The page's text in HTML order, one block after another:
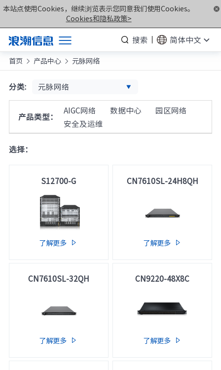
本站点使用Cookies，继续浏览表示您同意我们使用Cookies。
Cookies和隐私政策>
搜索
简体中文
产品
解决方案
服务支持
如何购买
关于我们
计算产业洞察
元脑品牌升级公告
首页  产品中心  元脉网络
分类: 元脉网络
产品类型：
AIGC网络 数据中心
园区网络
安全及运维
选择：
S12700-G
了解更多 
CN7610SL-24H8QH
了解更多 
CN7610SL-32QH
了解更多 
CN9220-48X8C
了解更多 